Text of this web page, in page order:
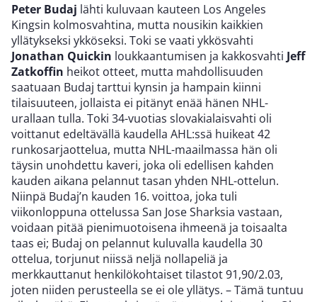
Peter Budaj lähti kuluvaan kauteen Los Angeles
Kingsin kolmosvahtina, mutta nousikin kaikkien
yllätykseksi ykköseksi. Toki se vaati ykkösvahti
Jonathan Quickin loukkaantumisen ja kakkosvahti Jeff
Zatkoffin heikot otteet, mutta mahdollisuuden
saatuaan Budaj tarttui kynsin ja hampain kiinni
tilaisuuteen, jollaista ei pitänyt enää hänen NHL-
urallaan tulla. Toki 34-vuotias slovakialaisvahti oli
voittanut edeltävällä kaudella AHL:ssä huikeat 42
runkosarjaottelua, mutta NHL-maailmassa hän oli
täysin unohdettu kaveri, joka oli edellisen kahden
kauden aikana pelannut tasan yhden NHL-ottelun.
Niinpä Budaj’n kauden 16. voittoa, joka tuli
viikonloppuna ottelussa San Jose Sharksia vastaan,
voidaan pitää pienimuotoisena ihmeenä ja toisaalta
taas ei; Budaj on pelannut kuluvalla kaudella 30
ottelua, torjunut niissä neljä nollapeliä ja
merkkauttanut henkilökohtaiset tilastot 91,90/2.03,
joten niiden perusteella se ei ole yllätys. – Tämä tuntuu